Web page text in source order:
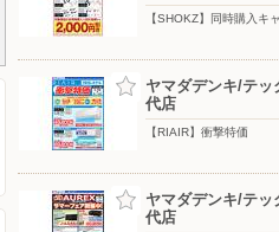
【SHOKZ】同時購入キ
ヤマダデンキ/テッ
代店
【RIAIR】衝撃特価
ヤマダデンキ/テッ
代店